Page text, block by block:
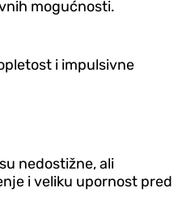
mogućnosti.
i impulsivne
nedostižne, ali
i veliku upornost pred